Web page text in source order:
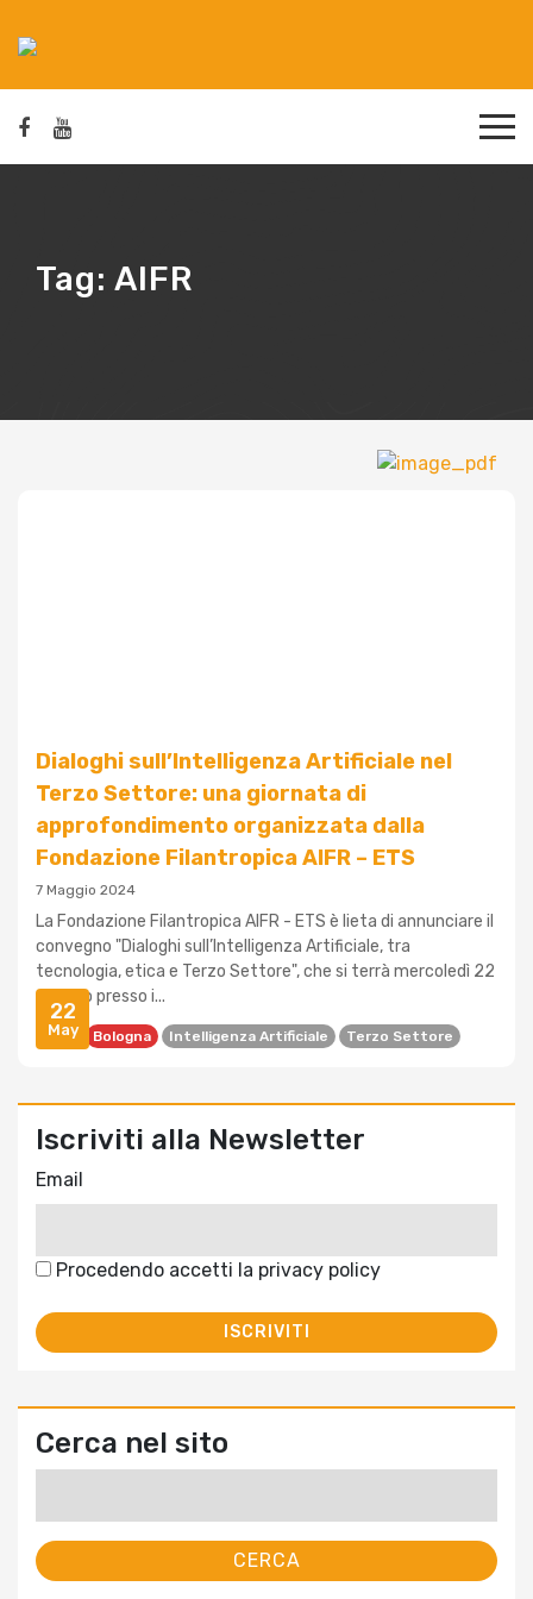
Tag: AIFR
22
May
Dialoghi sull’Intelligenza Artificiale nel
Terzo Settore: una giornata di
approfondimento organizzata dalla
Fondazione Filantropica AIFR – ETS
7 Maggio 2024
La Fondazione Filantropica AIFR - ETS è lieta di annunciare il
convegno "Dialoghi sull’Intelligenza Artificiale, tra
tecnologia, etica e Terzo Settore", che si terrà mercoledì 22
maggio presso i...
AIFR Bologna Intelligenza Artificiale Terzo Settore
Iscriviti alla Newsletter
Email
Procedendo accetti la privacy policy
Cerca nel sito